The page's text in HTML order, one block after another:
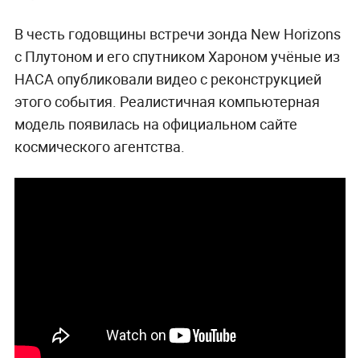
В честь годовщины встречи зонда New Horizons
с Плутоном и его спутником Хароном учёные из
НАСА опубликовали видео с реконструкцией
этого события. Реалистичная компьютерная
модель появилась на официальном сайте
космического агентства.